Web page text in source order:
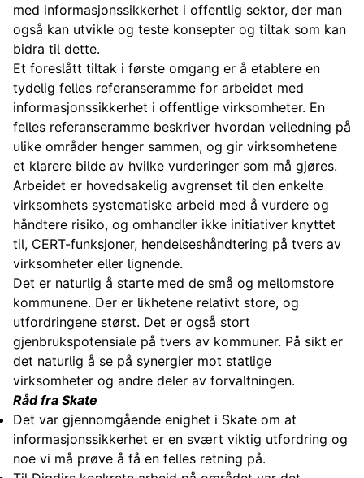
med informasjonssikkerhet i offentlig sektor, der man
også kan utvikle og teste konsepter og tiltak som kan
bidra til dette.
Et foreslått tiltak i første omgang er å etablere en
tydelig felles referanseramme for arbeidet med
informasjonssikkerhet i offentlige virksomheter. En
felles referanseramme beskriver hvordan veiledning på
ulike områder henger sammen, og gir virksomhetene
et klarere bilde av hvilke vurderinger som må gjøres.
Arbeidet er hovedsakelig avgrenset til den enkelte
virksomhets systematiske arbeid med å vurdere og
håndtere risiko, og omhandler ikke initiativer knyttet
til, CERT-funksjoner, hendelseshåndtering på tvers av
virksomheter eller lignende.
Det er naturlig å starte med de små og mellomstore
kommunene. Der er likhetene relativt store, og
utfordringene størst. Det er også stort
gjenbrukspotensiale på tvers av kommuner. På sikt er
det naturlig å se på synergier mot statlige
virksomheter og andre deler av forvaltningen.
Råd fra Skate
Det var gjennomgående enighet i Skate om at
informasjonssikkerhet er en svært viktig utfordring og
noe vi må prøve å få en felles retning på.